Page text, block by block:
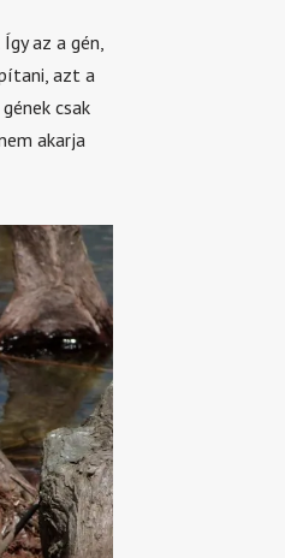
az a gén,
azt a
csak
akarja